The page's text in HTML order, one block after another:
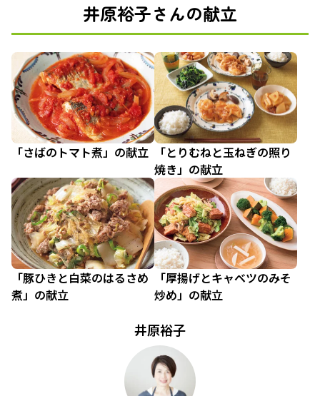
井原裕子さんの献立
「さばのトマト煮」の献立
「とりむねと玉ねぎの照り
焼き」の献立
「豚ひきと白菜のはるさめ
煮」の献立
「厚揚げとキャベツのみそ
炒め」の献立
井原裕子